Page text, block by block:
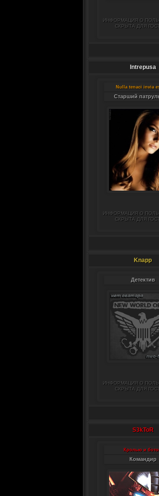
ИНФОРМАЦИЯ О
СКРЫТА ДЛЯ
Intrepusa
Nulla tenaci invia
Старший
ИНФОРМАЦИЯ О
СКРЫТА ДЛЯ
Knapp
Детектив
ИНФОРМАЦИЯ О
СКРЫТА ДЛЯ
S3kToR
Кролью и
Командир